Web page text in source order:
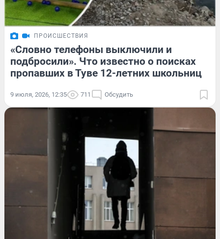
ПРОИСШЕСТВИЯ
«Словно телефоны выключили и
подбросили». Что известно о поисках
пропавших в Туве 12-летних школьниц
9 июля, 2026, 12:35 711 Обсудить